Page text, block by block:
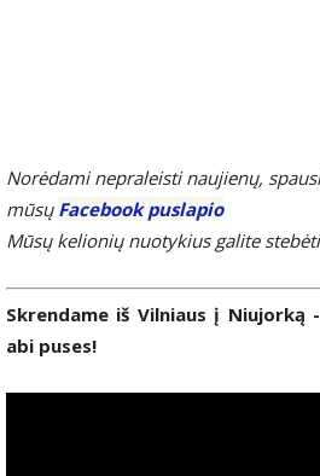
Norėdami nepraleisti naujienų,
mūsų Facebook puslapio
Mūsų kelionių nuotykius galite
Skrendame iš Vilniaus į
abi puses!